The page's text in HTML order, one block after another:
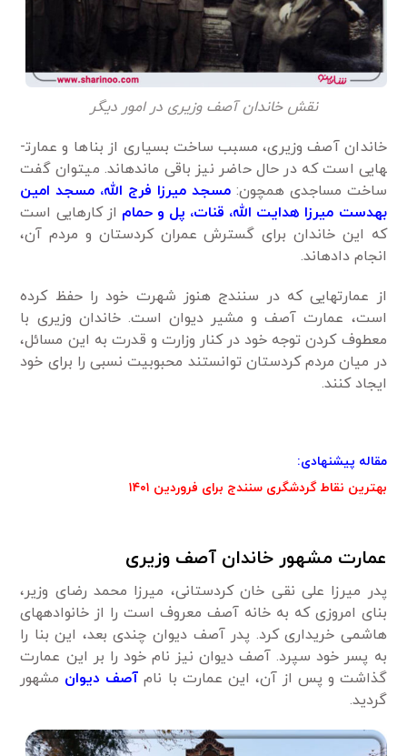
نقش خاندان آصف وزیری در امور دیگر
خاندان آصف وزیری، مسبب ساخت بسیاری از بناها و عمارت­
هایی است که در حال حاضر نیز باقی ­مانده­اند. می­توان گفت
ساخت مساجدی همچون: مسجد میرزا فرج­ الله، مسجد امین
به­دست میرزا هدایت ­الله، قنات، پل و حمام از کارهایی است
که این خاندان برای گسترش عمران کردستان و مردم آن،
انجام داده­اند.
از عمارت­هایی که در سنندج هنوز شهرت خود را حفظ کرده
است، عمارت آصف و مشیر دیوان است. خاندان وزیری با
معطوف کردن توجه خود در کنار وزارت و قدرت به این مسائل،
در میان مردم کردستان توانستند محبوبیت نسبی را برای خود
ایجاد کنند.
مقاله پیشنهادی:
بهترین نقاط گردشگری سنندج برای فروردین ۱۴۰۱
عمارت مشهور خاندان آصف وزیری
پدر میرزا علی نقی خان کردستانی، میرزا محمد رضای وزیر،
بنای امروزی که به خانه آصف معروف است را از خانواده­های
هاشمی خریداری کرد. پدر آصف دیوان چندی بعد، این بنا را
به پسر خود سپرد. آصف دیوان نیز نام خود را بر این عمارت
گذاشت و پس از آن، این عمارت با نامآصف دیوان مشهور
گردید.